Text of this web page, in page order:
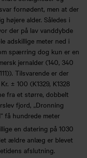
fornødent, men at der
højere alder. Således i
der på lav vanddybde
adskillige meter ned i
spærring dog kun er en
jernalder (140, 340
Tilsvarende er der
± 100 (K1329, K1328
fra et større, dobbelt
fjord, „Dronning
få hundrede meter
en datering på 1030
ældre anlæg er blevet
afslutning.